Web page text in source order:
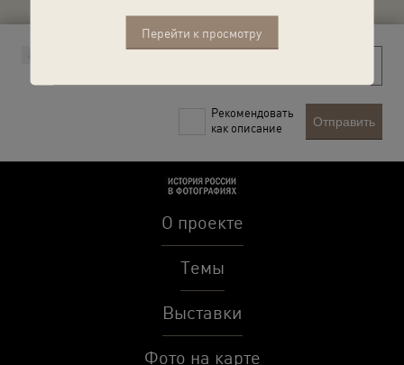
Перейти к просмотру
Рекомендовать
как описание
Отправить
О проекте
Темы
Выставки
Фото на карте